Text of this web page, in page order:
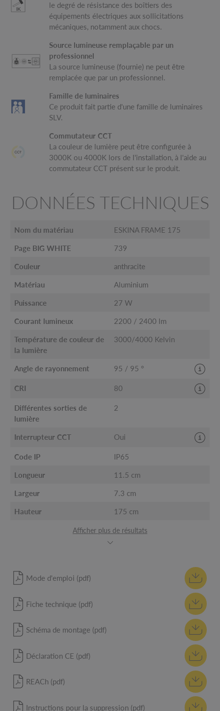
le degré de résistance des boîtiers des
équipements électriques aux sollicitations
mécaniques, notamment aux chocs.
Source lumineuse remplaçable par un
professionnel
La source lumineuse (fournie) ne peut être
remplacée que par un professionnel.
Famille de luminaires
Ce produit fait partie d'une famille de luminaires
SLV.
Commutateur CCT
La couleur de lumière peut être configurée à
3000K ou 4000K lors de l'installation, à l'aide au
commutateur CCT présent sur le produit.
DONNÉES TECHNIQUES
Nom du matériau ESKINA FRAME 175
Page BIG WHITE 739
Couleur anthracite
Matériau Aluminium
Puissance 27 W
Courant lumineux 2200 / 2400 lm
Température de couleur de
la lumière
3000/4000 Kelvin
Angle de rayonnement 95 / 95 °
CRI 80
Différentes sorties de
lumière
2
Interrupteur CCT Oui
Code IP IP65
Longueur 11.5 cm
Largeur 7.3 cm
Hauteur 175 cm
Afficher plus de résultats
Mode d'emploi (pdf)
Fiche technique (pdf)
Schéma de montage (pdf)
Déclaration CE (pdf)
REACh (pdf)
Instructions pour la suppression (pdf)